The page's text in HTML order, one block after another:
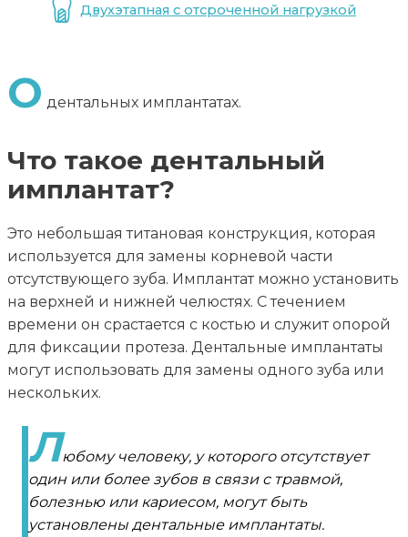
Двухэтапная с отсроченной нагрузкой
О дентальных имплантатах.
Что такое дентальный
имплантат?
Это небольшая титановая конструкция, которая
используется для замены корневой части
отсутствующего зуба. Имплантат можно установить
на верхней и нижней челюстях. С течением
времени он срастается с костью и служит опорой
для фиксации протеза. Дентальные имплантаты
могут использовать для замены одного зуба или
нескольких.
Любому человеку, у которого отсутствует
один или более зубов в связи с травмой,
болезнью или кариесом, могут быть
установлены дентальные имплантаты.